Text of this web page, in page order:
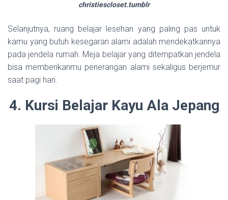
christiescloset.tumblr
Selanjutnya, ruang belajar lesehan yang paling pas untuk
kamu yang butuh kesegaran alami adalah mendekatkannya
pada jendela rumah. Meja belajar yang ditempatkan jendela
bisa memberikanmu penerangan alami sekaligus berjemur
saat pagi hari.
4. Kursi Belajar Kayu Ala Jepang